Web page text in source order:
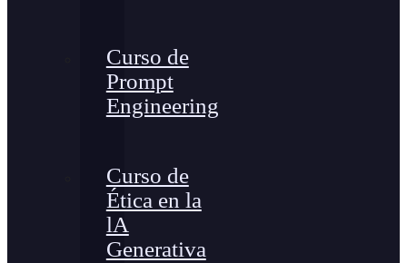
Curso de
Prompt
Engineering
Curso de
Ética en la
lA
Generativa